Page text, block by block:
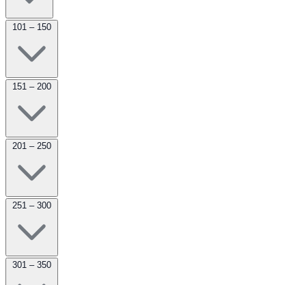
101 – 150
151 – 200
201 – 250
251 – 300
301 – 350